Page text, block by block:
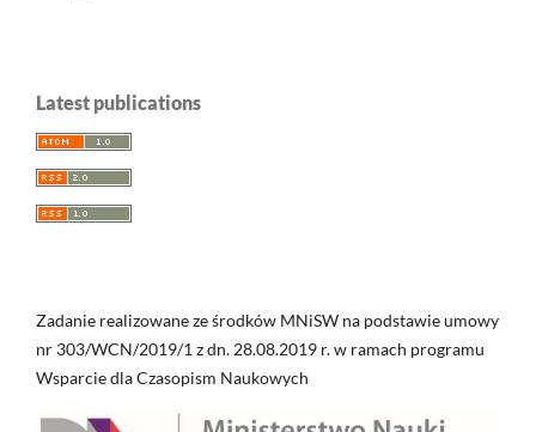
Latest publications
Zadanie realizowane ze środków MNiSW na podstawie umowy
nr 303/WCN/2019/1 z dn. 28.08.2019 r. w ramach programu
Wsparcie dla Czasopism Naukowych